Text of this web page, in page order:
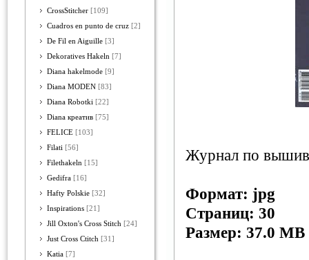
CrossStitcher [109]
Cuadros en punto de cruz [2]
De Fil en Aiguille [3]
Dekoratives Hakeln [7]
Diana hakelmode [9]
Diana MODEN [83]
Diana Robotki [22]
Diana креатив [75]
FELICE [103]
Filati [56]
Filethakeln [15]
Gedifra [16]
Hafty Polskie [32]
Inspirations [21]
Jill Oxton's Cross Stitch [24]
Just Cross Ctitch [31]
Katia [7]
Журнал по
Формат: jpg
Страниц: 30
Размер: 37.0 MB